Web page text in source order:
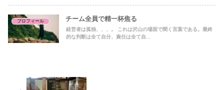
プロフィール チーム全員で精一杯焦る
経営者は孤独、、、。 これは沢山の場面で聞く言葉である。最終
的な判断は全て自分、責任は全て自...